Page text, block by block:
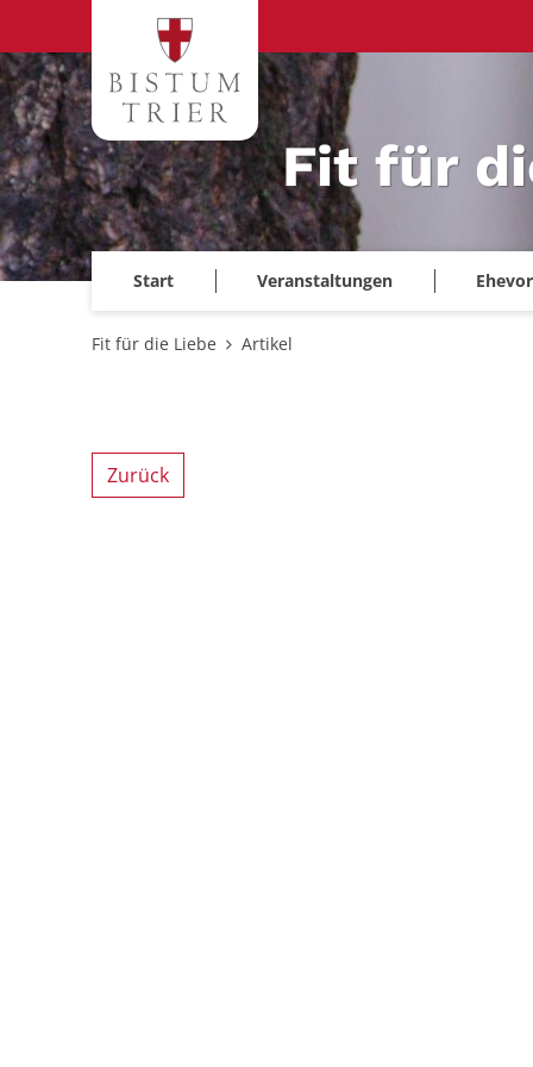
Zum Inhalt springen
Fit für
Start Veranstaltungen
Fit für die Liebe Artikel
Zurück